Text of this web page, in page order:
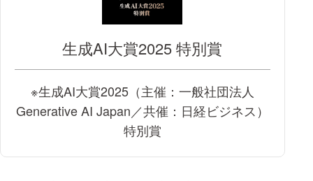
生成AI大賞2025 特別賞
※生成AI大賞2025（主催：一般社団法人
Generative AI Japan／共催：日経ビジネス）
特別賞